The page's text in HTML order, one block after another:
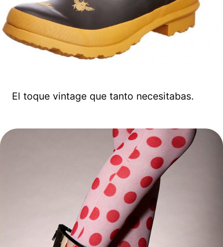
El toque vintage que tanto necesitabas.